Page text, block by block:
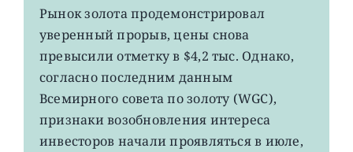
GLD,
GDX:
деньги
начал
в
золотые
Рынок золота продемонстрировал
уверенный прорыв, цены снова
превысили отметку в $4,2 тыс. Однако,
согласно последним данным
Всемирного совета по золоту (WGC),
признаки возобновления интереса
инвесторов начали проявляться в июле,